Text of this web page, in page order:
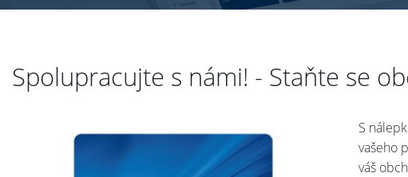
Spolupracujte s námi! - Staňte se
S
vašeho
váš